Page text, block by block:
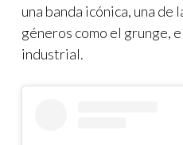
una banda icónica, una de
géneros como el grunge,
industrial.